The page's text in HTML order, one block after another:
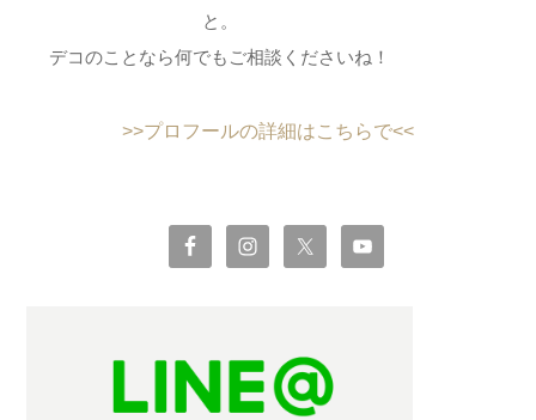
と。
デコのことなら何でもご相談くださいね！
>>プロフールの詳細はこちらで<<